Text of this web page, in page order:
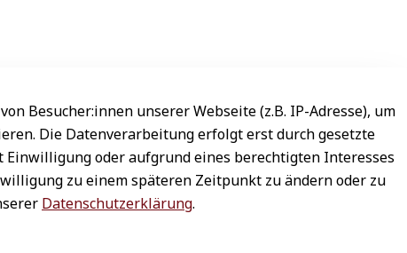
Besucher:innen unserer Webseite (z.B. IP-Adresse), um
Die Datenverarbeitung erfolgt erst durch gesetzte
oder aufgrund eines berechtigten Interesses
zu einem späteren Zeitpunkt zu ändern oder zu
Datenschutzerklärung.